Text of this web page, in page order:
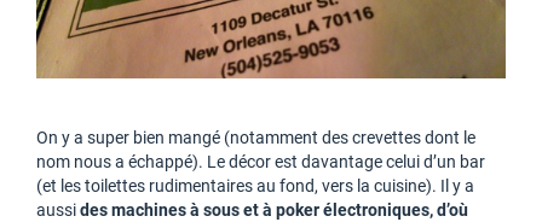
On y a super bien mangé (notamment des crevettes dont le
nom nous a échappé). Le décor est davantage celui d’un bar
(et les toilettes rudimentaires au fond, vers la cuisine). Il y a
aussides machines à sous et à poker électroniques, d’où